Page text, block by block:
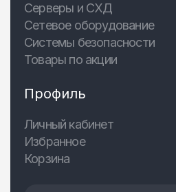
Серверы и СХД
Сетевое оборудование
Системы безопасности
Товары по акции
Профиль
Личный кабинет
Избранное
Корзина